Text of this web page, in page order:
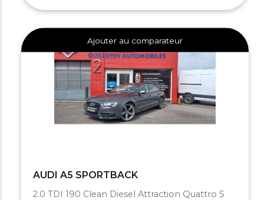
Ajouter au comparateur
AUDI A5 SPORTBACK
2.0 TDI 190 Clean Diesel Attraction Quattro S